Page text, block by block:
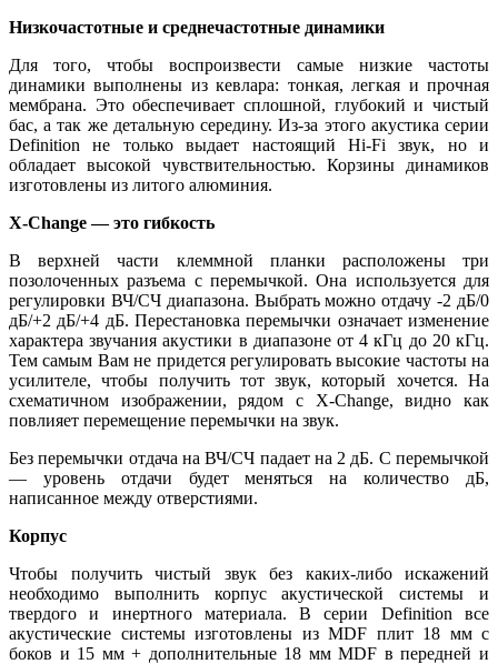
Низкочастотные и среднечастотные динамики
Для того, чтобы воспроизвести самые низкие частоты
динамики выполнены из кевлара: тонкая, легкая и прочная
мембрана. Это обеспечивает сплошной, глубокий и чистый
бас, а так же детальную середину. Из-за этого акустика серии
Definition не только выдает настоящий Hi-Fi звук, но и
обладает высокой чувствительностью. Корзины динамиков
изготовлены из литого алюминия.
X-Change — это гибкость
В верхней части клеммной планки расположены три
позолоченных разъема с перемычкой. Она используется для
регулировки ВЧ/СЧ диапазона. Выбрать можно отдачу -2 дБ/0
дБ/+2 дБ/+4 дБ. Перестановка перемычки означает изменение
характера звучания акустики в диапазоне от 4 кГц до 20 кГц.
Тем самым Вам не придется регулировать высокие частоты на
усилителе, чтобы получить тот звук, который хочется. На
схематичном изображении, рядом с X-Change, видно как
повлияет перемещение перемычки на звук.
Без перемычки отдача на ВЧ/СЧ падает на 2 дБ. С перемычкой
— уровень отдачи будет меняться на количество дБ,
написанное между отверстиями.
Корпус
Чтобы получить чистый звук без каких-либо искажений
необходимо выполнить корпус акустической системы и
твердого и инертного материала. В серии Definition все
акустические системы изготовлены из MDF плит 18 мм с
боков и 15 мм + дополнительные 18 мм MDF в передней и